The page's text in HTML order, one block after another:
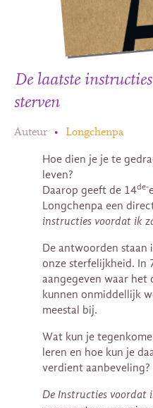
De laatste
sterven
Auteur • Longchenpa
Hoe dien je je te
leven?
Daarop geeft de 14de-
Longchenpa een
instructies voordat ik
De antwoorden staan
onze sterfelijkheid. In
aangegeven waar het
kunnen onmiddellijk
meestal bij.
Wat kun je
leren en hoe kun je
verdient aanbeveling?
De Instructies voordat